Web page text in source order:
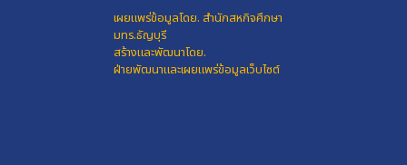
เผยแพร่ข้อมูลโดย. สำนักสหกิจศึกษา
มทร.ธัญบุรี
สร้างและพัฒนาโดย.
ฝ่ายพัฒนาและเผยแพร่ข้อมูลเว็บไซต์